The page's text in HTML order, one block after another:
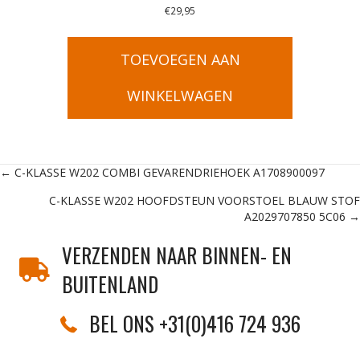
€29,95
TOEVOEGEN AAN
WINKELWAGEN
Posts
navigation
← C-KLASSE W202 COMBI GEVARENDRIEHOEK A1708900097
C-KLASSE W202 HOOFDSTEUN VOORSTOEL BLAUW STOF
A2029707850 5C06 →
VERZENDEN NAAR BINNEN- EN
BUITENLAND
BEL ONS +31(0)416 724 936